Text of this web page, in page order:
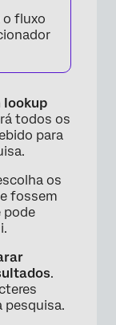
o fluxo
lookup
todos os
para
os
fossem
pode
.
pesquisa.